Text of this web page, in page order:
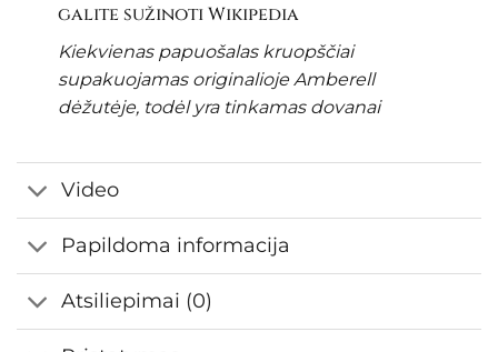
galite sužinotiWikipedia
Kiekvienas papuošalas kruopščiai
supakuojamas originalioje Amberell
dėžutėje, todėl yra tinkamas dovanai
Video
Papildoma informacija
Atsiliepimai (0)